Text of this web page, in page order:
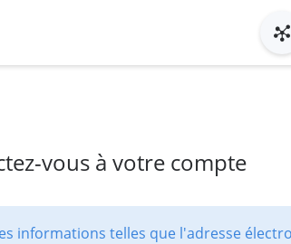
vous à votre compte
informations telles que l'adresse